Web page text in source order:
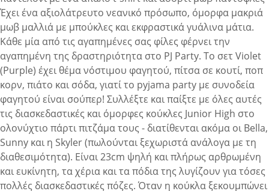
Έχει ένα αξιολάτρευτο νεανικό πρόσωπο, όμορφα μακριά
μωβ μαλλιά με μπούκλες και εκφραστικά γυάλινα μάτια.
Κάθε μία από τις αγαπημένες σας φίλες φέρνει την
αγαπημένη της δραστηριότητα στο PJ Party. Το σετ Violet
(Purple) έχει θέμα νόστιμου φαγητού, πίτσα σε κουτί, ποπ
κορν, πιάτο και σόδα, γιατί το pyjama party με συνοδεία
φαγητού είναι σούπερ! Συλλέξτε και παίξτε με όλες αυτές
τις διασκεδαστικές και όμορφες κούκλες Junior High στο
ολονύχτιο πάρτι πιτζάμα τους - διατίθενται ακόμα οι Bella,
Sunny και η Skyler (πωλούνται ξεχωριστά ανάλογα με τη
διαθεσιμότητα). Είναι 23cm ψηλή και πλήρως αρθρωμένη
και ευκίνητη, τα χέρια και τα πόδια της λυγίζουν για τόσες
πολλές διασκεδαστικές πόζες. Όταν η κούκλα ξεκουμπώνει